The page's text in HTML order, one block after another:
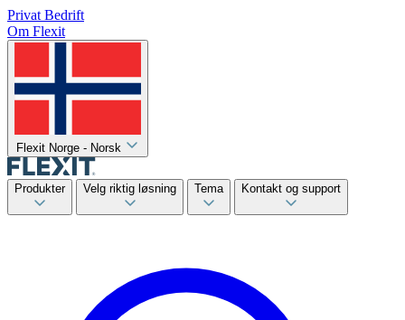
Privat Bedrift
Om Flexit
Flexit Norge - Norsk
Produkter Velg riktig løsning Tema Kontakt og support